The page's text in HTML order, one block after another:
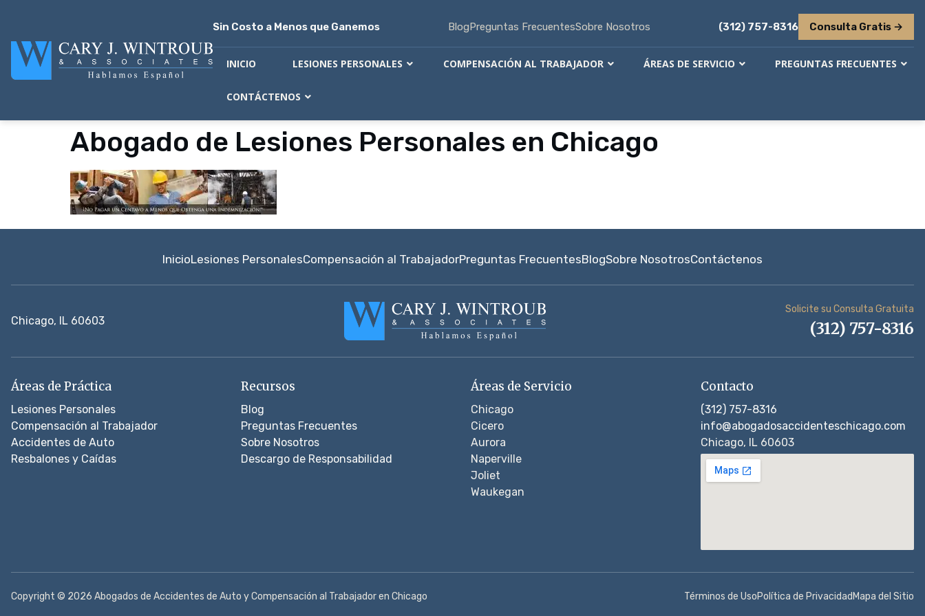
Sin Costo a Menos que Ganemos BlogPreguntas FrecuentesSobre Nosotros (312) 757-8316 Consulta Gratis →
INICIO LESIONES PERSONALES COMPENSACIÓN AL TRABAJADOR ÁREAS DE SERVICIO PREGUNTAS FRECUENTES
CONTÁCTENOS
Abogado de Lesiones Personales en Chicago
InicioLesiones PersonalesCompensación al TrabajadorPreguntas FrecuentesBlogSobre NosotrosContáctenos
Chicago, IL 60603
Solicite su Consulta Gratuita
(312) 757-8316
Áreas de Práctica
Lesiones Personales
Compensación al Trabajador
Accidentes de Auto
Resbalones y Caídas
Recursos
Blog
Preguntas Frecuentes
Sobre Nosotros
Descargo de Responsabilidad
Áreas de Servicio
Chicago
Cicero
Aurora
Naperville
Joliet
Waukegan
Contacto
(312) 757-8316
info@abogadosaccidenteschicago.com
Chicago, IL 60603
Copyright © 2026 Abogados de Accidentes de Auto y Compensación al Trabajador en Chicago Términos de UsoPolítica de Privacidad Mapa del Sitio